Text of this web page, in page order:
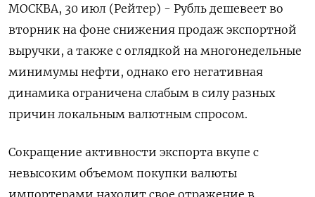
МОСКВА, 30 июл (Рейтер) - Рубль дешевеет во
вторник на фоне снижения продаж экспортной
выручки, а также с оглядкой на многонедельные
минимумы нефти, однако его негативная
динамика ограничена слабым в силу разных
причин локальным валютным спросом.
Сокращение активности экспорта вкупе с
невысоким объемом покупки валюты
импортерами находит свое отражение в